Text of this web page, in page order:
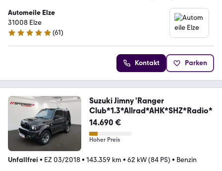
Automeile Elze
31008 Elze
5 Sterne
(61)
Kontakt Parken
Suzuki Jimny 'Ranger
Club*1.3*Allrad*AHK*SHZ*Radio*
14.690 €
Hoher Preis
Unfallfrei • EZ 03/2018• 143.359 km • 62 kW (84 PS) • Benzin